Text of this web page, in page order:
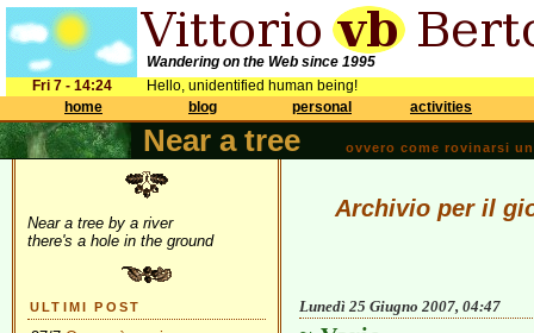
Wandering on the Web since 1995
Fri 7 - 14:24
Hello, unidentified human being!
home
blog personal activities
Near a tree ovvero come rovinarsi
Near a tree by a river
there's a hole in the ground
ULTIMI POST
Archivio per il
Lunedì 25 Giugno 2007, 04:47